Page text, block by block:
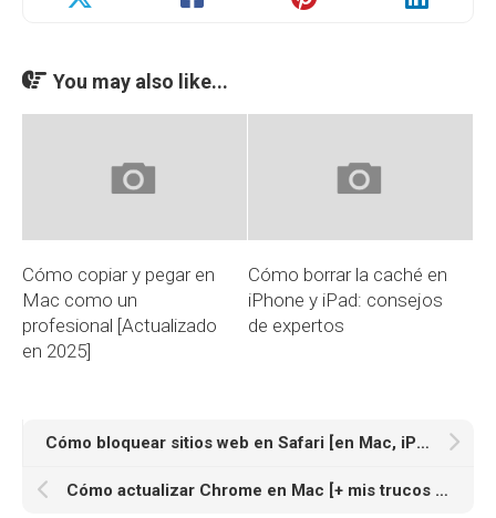
You may also like...
Cómo copiar y pegar en
Mac como un
profesional [Actualizado
en 2025]
Cómo borrar la caché en
iPhone y iPad: consejos
de expertos
Cómo bloquear sitios web en Safari [en Mac, iPhone y iPad]
Cómo actualizar Chrome en Mac [+ mis trucos para Chrome]